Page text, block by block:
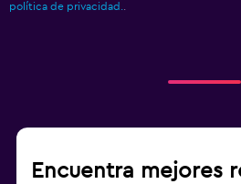
política de privacidad..
Encuentra mejores